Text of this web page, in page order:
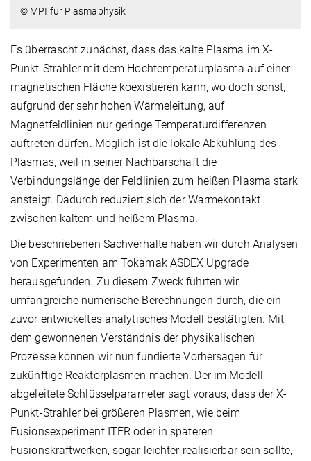
© MPI für Plasmaphysik
Es überrascht zunächst, dass das kalte Plasma im X-
Punkt-Strahler mit dem Hochtemperaturplasma auf einer
magnetischen Fläche koexistieren kann, wo doch sonst,
aufgrund der sehr hohen Wärmeleitung, auf
Magnetfeldlinien nur geringe Temperaturdifferenzen
auftreten dürfen. Möglich ist die lokale Abkühlung des
Plasmas, weil in seiner Nachbarschaft die
Verbindungslänge der Feldlinien zum heißen Plasma stark
ansteigt. Dadurch reduziert sich der Wärmekontakt
zwischen kaltem und heißem Plasma.
Die beschriebenen Sachverhalte haben wir durch Analysen
von Experimenten am Tokamak ASDEX Upgrade
herausgefunden. Zu diesem Zweck führten wir
umfangreiche numerische Berechnungen durch, die ein
zuvor entwickeltes analytisches Modell bestätigten. Mit
dem gewonnenen Verständnis der physikalischen
Prozesse können wir nun fundierte Vorhersagen für
zukünftige Reaktorplasmen machen. Der im Modell
abgeleitete Schlüsselparameter sagt voraus, dass der X-
Punkt-Strahler bei größeren Plasmen, wie beim
Fusionsexperiment ITER oder in späteren
Fusionskraftwerken, sogar leichter realisierbar sein sollte,